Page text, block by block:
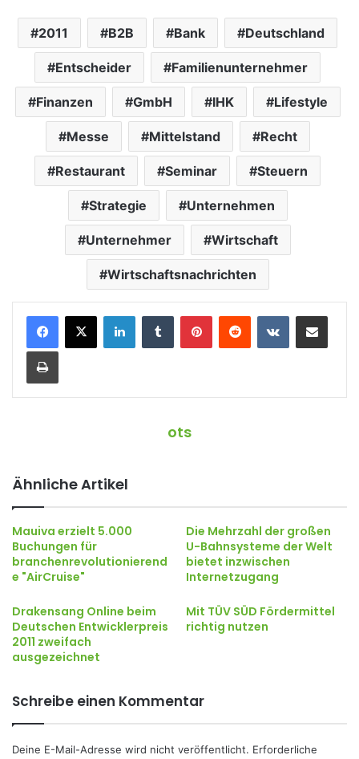
2011 B2B Bank Deutschland
Entscheider Familienunternehmer
Finanzen GmbH IHK Lifestyle
Messe Mittelstand Recht
Restaurant Seminar Steuern
Strategie Unternehmen
Unternehmer Wirtschaft
Wirtschaftsnachrichten
ots
Ähnliche Artikel
Mauiva erzielt 5.000
Buchungen für
branchenrevolutionierend
e "AirCruise"
Die Mehrzahl der großen
U-Bahnsysteme der Welt
bietet inzwischen
Internetzugang
Drakensang Online beim
Deutschen Entwicklerpreis
2011 zweifach
ausgezeichnet
Mit TÜV SÜD Fördermittel
richtig nutzen
Schreibe einen Kommentar
Deine E-Mail-Adresse wird nicht veröffentlicht. Erforderliche